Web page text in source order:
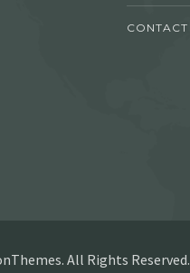
CONTACT
All Rights Reserved.